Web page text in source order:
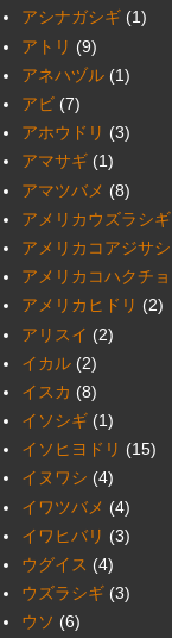
アシナガシギ (1)
アトリ (9)
アネハヅル (1)
アビ (7)
アホウドリ (3)
アマサギ (1)
アマツバメ (8)
アメリカウズラシギ
アメリカコアジサシ
アメリカコハクチョ
アメリカヒドリ (2)
アリスイ (2)
イカル (2)
イスカ (8)
イソシギ (1)
イソヒヨドリ (15)
イヌワシ (4)
イワツバメ (4)
イワヒバリ (3)
ウグイス (4)
ウズラシギ (3)
ウソ (6)